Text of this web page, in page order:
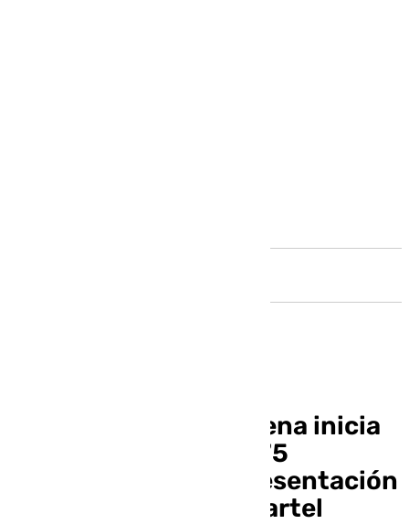
El Paso de Benalmádena inicia
la celebración de su 75
aniversario con la presentación
de un espectacular cartel